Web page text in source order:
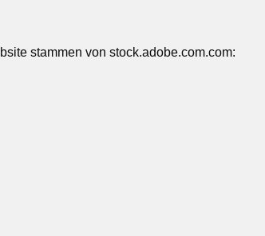
stammen von stock.adobe.com.com: